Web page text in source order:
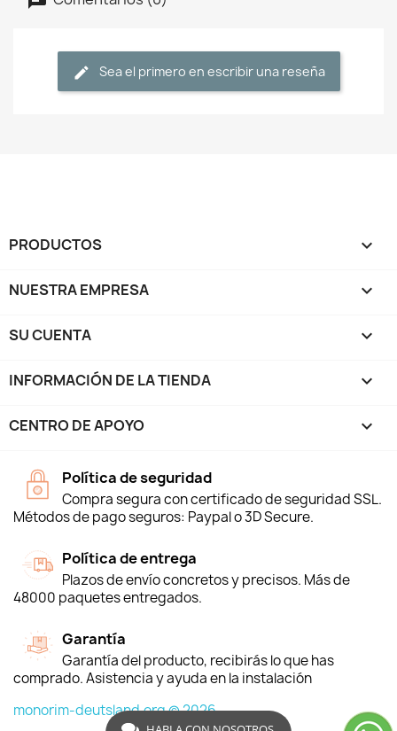
Sea el primero en escribir una reseña
PRODUCTOS 
NUESTRA EMPRESA 
SU CUENTA 
INFORMACIÓN DE LA TIENDA keyboard_arrow_down
CENTRO DE APOYO 
Política de seguridad
Compra segura con certificado de seguridad SSL.
Métodos de pago seguros: Paypal o 3D Secure.
Política de entrega
Plazos de envío concretos y precisos. Más de
48000 paquetes entregados.
Garantía
Garantía del producto, recibirás lo que has
comprado. Asistencia y ayuda en la instalación
monorim-deutsland.org © 2026